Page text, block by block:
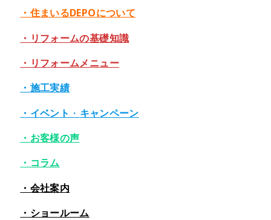
・住まいるDEPOについて
・リフォームの基礎知識
・リフォームメニュー
・施工実績
・イベント ・ キャンペーン
・お客様の声
・コラム
・会社案内
・ショールーム